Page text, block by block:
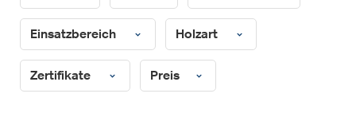
Einsatzbereich Holzart
Zertifikate Preis